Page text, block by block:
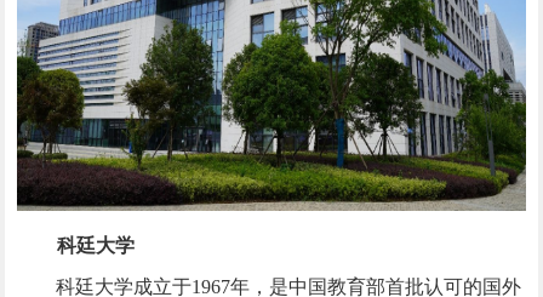
科廷大学
科廷大学成立于1967年，是中国教育部首批认可的国外